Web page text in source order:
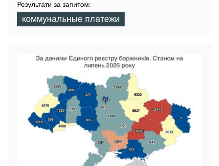
Результати за запитом:
коммунальные платежи